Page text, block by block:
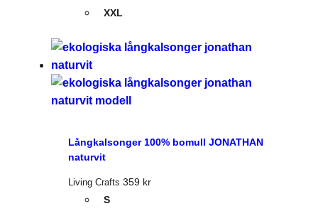
XXL
Långkalsonger 100% bomull JONATHAN
naturvit
Living Crafts 359 kr
S